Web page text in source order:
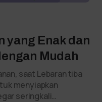
yang Enak dan
Mudah
saat Lebaran tiba
menyiapkan
seringkali…